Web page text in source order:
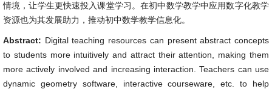
情境，让学生更快速投入课堂学习。在初中数学教学中应用数字化教学
资源也为其发展助力，推动初中数学教学信息化。
Abstract: Digital teaching resources can present abstract concepts
to students more intuitively and attract their attention, making them
more actively involved and increasing interaction. Teachers can use
dynamic geometry software, interactive courseware, etc. to help